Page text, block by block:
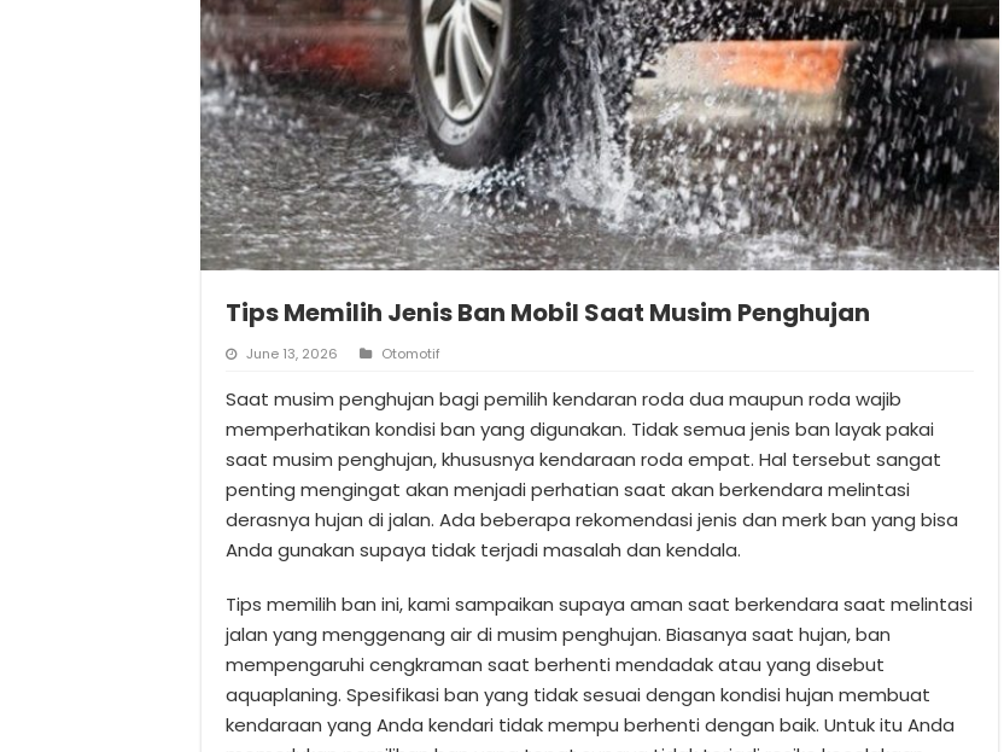
Tips Memilih Jenis Ban Mobil Saat Musim Penghujan
June 13, 2026 Otomotif
Saat musim penghujan bagi pemilih kendaran roda dua maupun roda wajib
memperhatikan kondisi ban yang digunakan. Tidak semua jenis ban layak pakai
saat musim penghujan, khususnya kendaraan roda empat. Hal tersebut sangat
penting mengingat akan menjadi perhatian saat akan berkendara melintasi
derasnya hujan di jalan. Ada beberapa rekomendasi jenis dan merk ban yang bisa
Anda gunakan supaya tidak terjadi masalah dan kendala.
Tips memilih ban ini, kami sampaikan supaya aman saat berkendara saat melintasi
jalan yang menggenang air di musim penghujan. Biasanya saat hujan, ban
mempengaruhi cengkraman saat berhenti mendadak atau yang disebut
aquaplaning. Spesifikasi ban yang tidak sesuai dengan kondisi hujan membuat
kendaraan yang Anda kendari tidak mempu berhenti dengan baik. Untuk itu Anda